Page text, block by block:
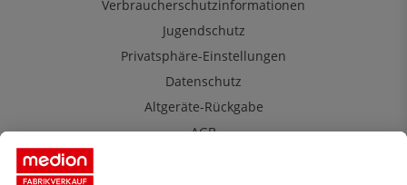
Verbraucherschutzinformationen
Jugendschutz
Privatsphäre-Einstellungen
Datenschutz
Altgeräte-Rückgabe
AGB